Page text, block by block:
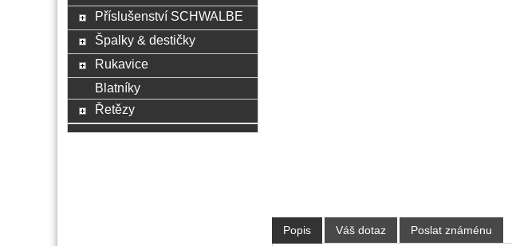
Popis Váš dotaz Poslat známénu
Příslušenství SCHWALBE
Špalky & destičky
Rukavice
Blatníky
Řetězy